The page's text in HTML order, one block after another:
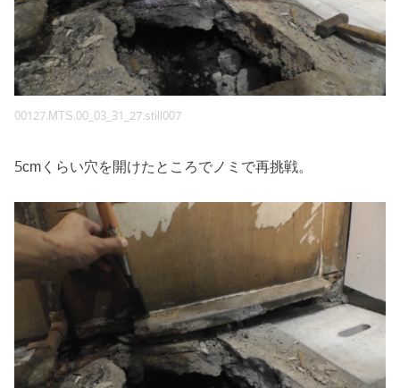
00127.MTS.00_03_31_27.still007
5cmくらい穴を開けたところでノミで再挑戦。